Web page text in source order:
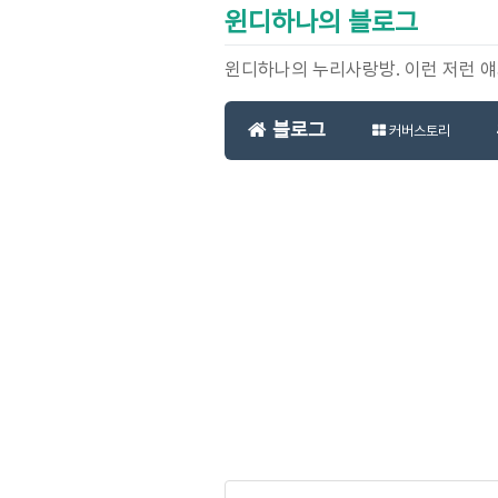
윈디하나의 블로그
윈디하나의 누리사랑방. 이런 저런 얘
블로그 커버스토리